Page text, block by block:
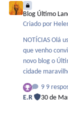
Blog Último
Criado por
NOTÍCIAS Olá usuários e amantes do futebol, e com imenso prazer
que venho
novo blog o
cidade
torce para
times de lá,
9
E.R
30 de